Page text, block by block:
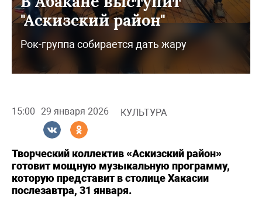
"Аскизский район"
Рок-группа собирается дать жару
15:00 29 января 2026 КУЛЬТУРА
Творческий коллектив «Аскизский район»
готовит мощную музыкальную программу,
которую представит в столице Хакасии
послезавтра, 31 января.